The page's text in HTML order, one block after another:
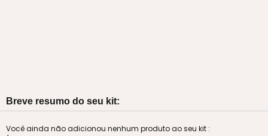
Breve resumo do seu kit:
Você ainda não adicionou nenhum produto ao seu kit :